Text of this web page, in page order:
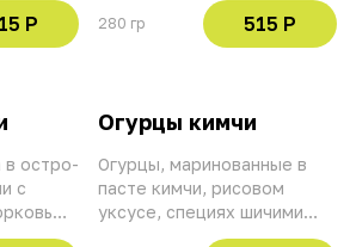
Р 280 гр 515 Р
в остро-
с
Огурцы кимчи
Огурцы, маринованные в
пасте кимчи, рисовом
уксусе, специях шичими
тогараши, кунжутном масле